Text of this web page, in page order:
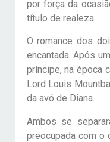
por força da
título de realeza.
O romance dos
encantada. Após
príncipe, na época
Lord Louis
da avó de Diana.
Ambos se
preocupada com o